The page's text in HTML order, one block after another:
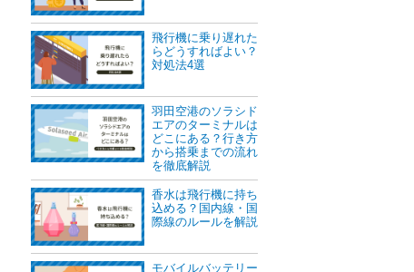
飛行機に乗り遅れた
らどうすればよい？
対処法4選
羽田空港のソラシド
エアのターミナルは
どこにある？行き方
から搭乗までの流れ
を徹底解説
香水は飛行機に持ち
込める？国内線・国
際線のルールを解説
モバイルバッテリー